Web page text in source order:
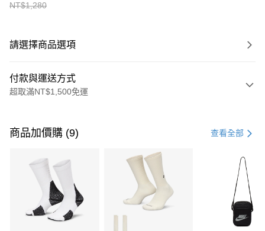
NT$1,280
請選擇商品選項
付款與運送方式
超取滿NT$1,500免運
信用卡一次付款
3 期 0 利率 每期 21家銀行
合作金庫商業銀行
第一商業銀行
華南商業銀行
彰化商業銀行
上海商業儲蓄銀行
Apple Pay
商品加價購 (9) 查看全部